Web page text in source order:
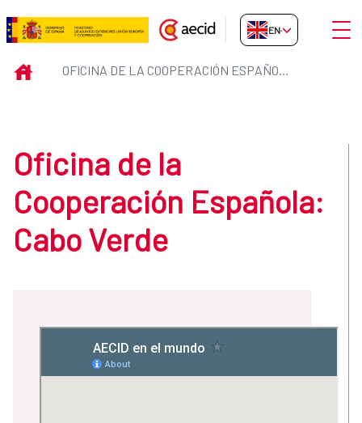
Skip to Main Content
Oficina de la Cooperación
EN-GB
INICIO OFICINA DE LA COOPERACIÓN ESPAÑOLA: CABO VERDE
Oficina de la
Cooperación Española:
Cabo Verde